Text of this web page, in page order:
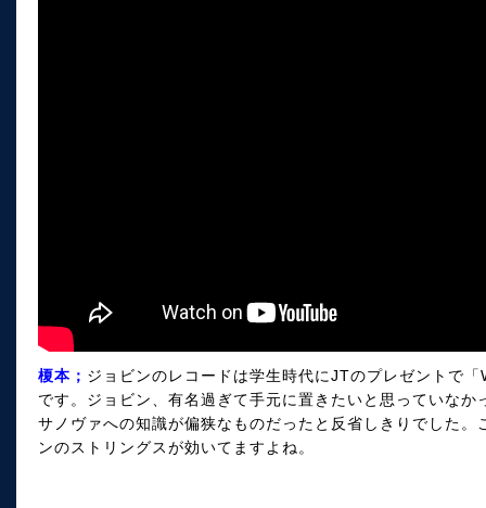
榎本； ジョビンのレコードは学生時代にJTのプレゼントで
です。ジョビン、有名過ぎて手元に置きたいと思っていな
サノヴァへの知識が偏狭なものだったと反省しきりでした
ンのストリングスが効いてますよね。